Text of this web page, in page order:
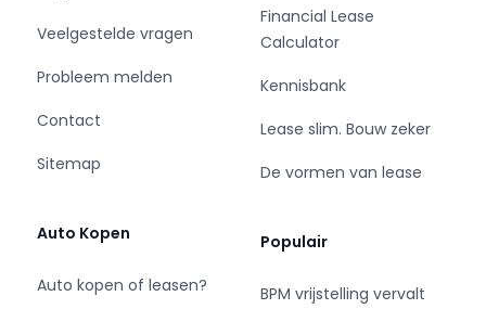
www.lenferink.nl
pknobben@lenferink.nl
Al onze prijzen zijn exclusief BTW en BPM tenzij
De genoemde prijs is een meeneemprijs.
Pakket A €695
Nieuwe APK indien auto ouder is dan 3 jaar
Kleine beurt
Veelgestelde vragen
Probleem melden
Contact
Sitemap
Auto Kopen
Auto kopen of leasen?
Financial Lease
Calculator
Kennisbank
Lease slim. Bouw zeker
De vormen van lease
Populair
BPM vrijstelling vervalt